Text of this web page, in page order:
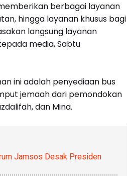
berbagai layanan
hingga layanan khusus bagi
langsung layanan
media, Sabtu
ini adalah penyediaan bus
jemaah dari pemondokan
dan Mina.
Jamsos Desak Presiden